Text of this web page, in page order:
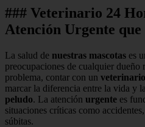
### Veterinario 24
Atención Urgente
La salud de nuestras mascotas es
preocupaciones de cualquier dueño
problema, contar con un
marcar la diferencia entre la vida y
peludo. La atención urgente es
situaciones críticas como
súbitas.